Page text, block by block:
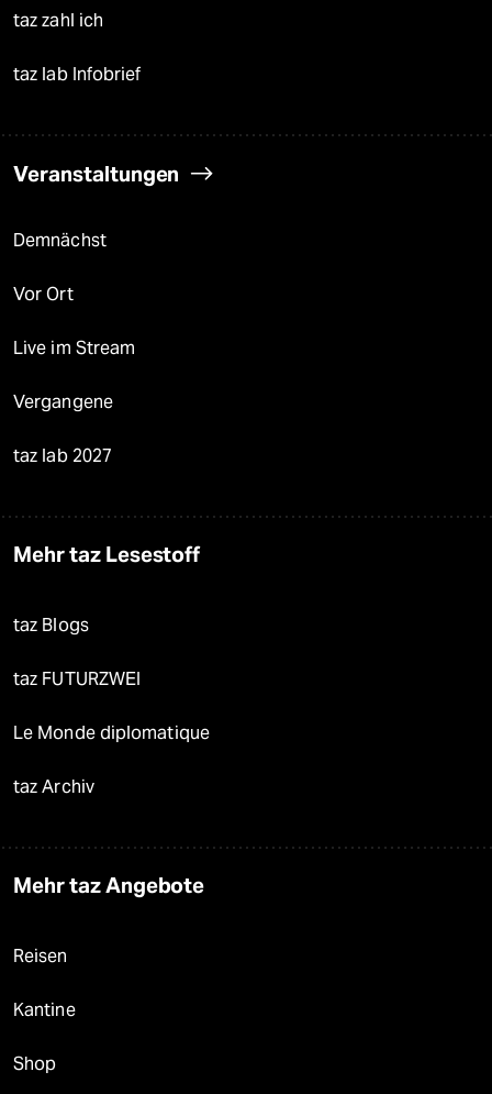
taz zahl ich
taz lab Infobrief
Veranstaltungen
Demnächst
Vor Ort
Live im Stream
Vergangene
taz lab 2027
Mehr taz Lesestoff
taz Blogs
taz FUTURZWEI
Le Monde diplomatique
taz Archiv
Mehr taz Angebote
Reisen
Kantine
Shop